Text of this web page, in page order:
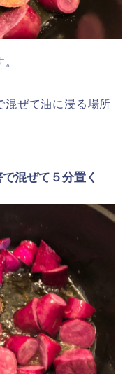
混ぜて油に浸る場所
混ぜて５分置く